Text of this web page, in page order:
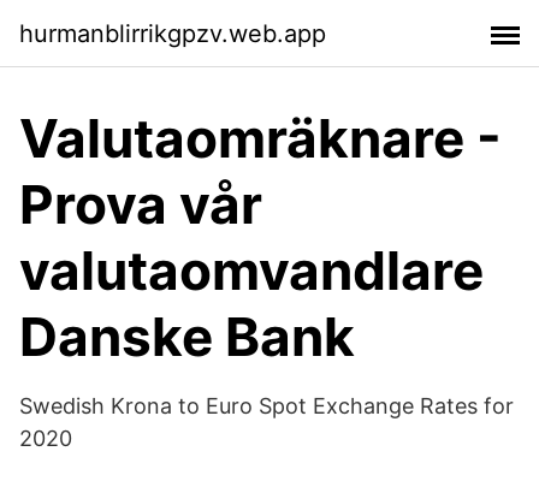
hurmanblirrikgpzv.web.app
Valutaomräknare -
Prova vår
valutaomvandlare
Danske Bank
Swedish Krona to Euro Spot Exchange Rates for
2020